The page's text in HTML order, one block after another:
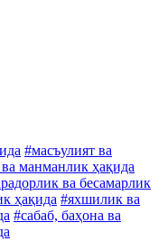
#масъулият ва
манманлик ҳақида
ва бесамарлик
ҳақида #яхшилик ва
#сабаб, баҳона ва